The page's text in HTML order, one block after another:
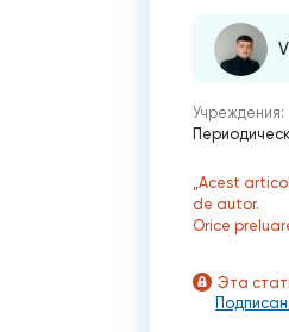
Учреждения:
„Acest
de autor.
Orice
Эта